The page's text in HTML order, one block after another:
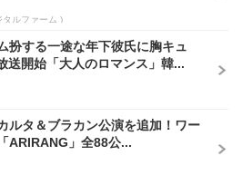
タルファーム )
扮する一途な年下彼氏に胸キュ
送開始「大人のロマンス」韓...
ルタ＆ブラカン公演を追加！ワー
ARIRANG」全88公...